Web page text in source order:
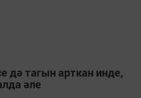
дә тагын арткан инде,
әле